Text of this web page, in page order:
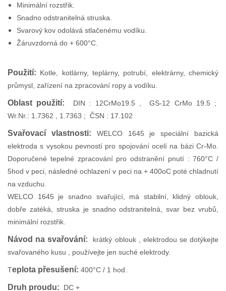
Minimální rozstřik.
Snadno odstranitelná struska.
Svarový kov odolává stlačenému vodíku.
Žáruvzdorná do + 600°C.
Použití: Kotle, kotlárny, teplárny, potrubí, elektrárny, chemický
průmysl, zařízení na zpracování ropy a vodíku.
Oblast použití: DIN : 12CrMo19.5 , GS-12 CrMo 19.5 ;
Wr.Nr.: 1.7362 , 1.7363 ; ČSN : 17.102
Svařovací vlastnosti: WELCO 1645 je speciální bazická
elektroda s vysokou pevností pro spojování ocelí na bázi Cr-Mo.
Doporučené tepelné zpracování pro odstranění pnutí : 760°C /
5hod v peci, následné ochlazení v peci na + 400oC poté chladnutí
na vzduchu.
WELCO 1645 je snadno svařující, má stabilní, klidný oblouk,
dobře zatéká, struska je snadno odstranitelná, svar bez vrubů,
minimální rozstřik.
Návod na svařování: krátký oblouk , elektrodou se dotýkejte
svařovaného kusu , používejte jen suché elektrody.
Teplota přesušení: 400°C / 1 hod.
Druh proudu: DC +